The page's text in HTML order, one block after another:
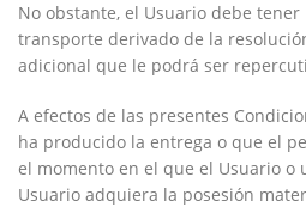
No obstante, el Usuario debe
transporte derivado de la
adicional que le podrá ser
A efectos de las presentes
ha producido la entrega o que el
el momento en el que el Usuario
Usuario adquiera la posesión